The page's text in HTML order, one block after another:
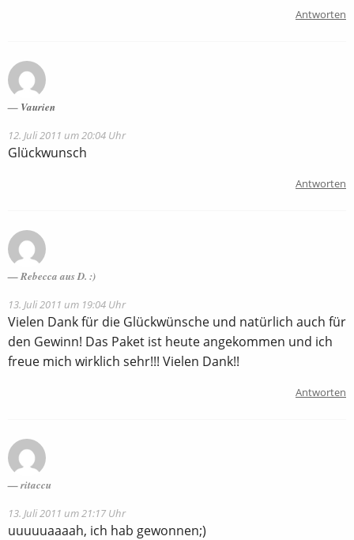
Antworten
Vaurien
12. Juli 2011 um 20:04 Uhr
Glückwunsch
Antworten
Rebecca aus D. :)
13. Juli 2011 um 19:04 Uhr
Vielen Dank für die Glückwünsche und natürlich auch für
den Gewinn! Das Paket ist heute angekommen und ich
freue mich wirklich sehr!!! Vielen Dank!!
Antworten
ritaccu
13. Juli 2011 um 21:17 Uhr
uuuuuaaaah, ich hab gewonnen;)